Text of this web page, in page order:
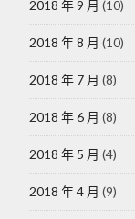
2018 年 9 月 (10)
2018 年 8 月 (10)
2018 年 7 月 (8)
2018 年 6 月 (8)
2018 年 5 月 (4)
2018 年 4 月 (9)